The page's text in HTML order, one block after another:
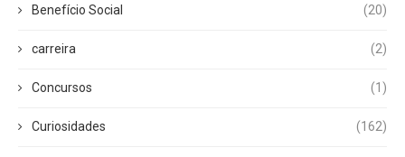
Benefício Social (20)
carreira (2)
Concursos (1)
Curiosidades (162)